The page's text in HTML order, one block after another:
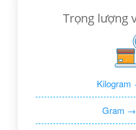
Trọng lượng
Gram